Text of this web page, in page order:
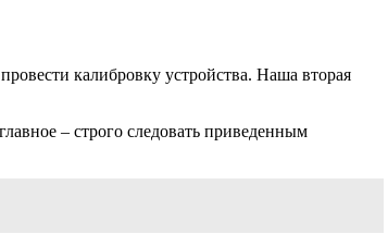
калибровку устройства. Наша вторая
– строго следовать приведенным